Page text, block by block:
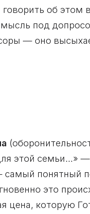
об этом
под
— оно
этой семьи…» —
самый понятный
это
цена, которую